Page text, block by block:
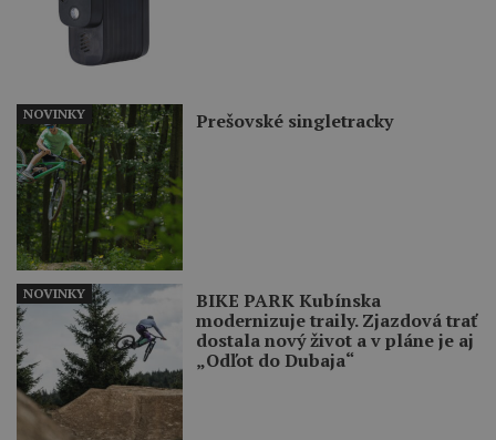
Prešovské singletracky
NOVINKY
BIKE PARK Kubínska
modernizuje traily. Zjazdová trať
dostala nový život a v pláne je aj
„Odľot do Dubaja“
NOVINKY